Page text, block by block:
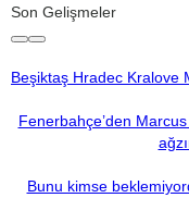
Son Gelişmeler
Beşiktaş Hradec Kralove
Fenerbahçe’den
Bunu kimse